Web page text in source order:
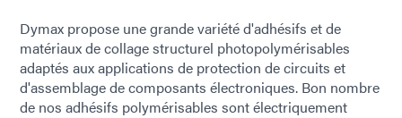
Dymax propose une grande variété d'adhésifs et de
matériaux de collage structurel photopolymérisables
adaptés aux applications de protection de circuits et
d'assemblage de composants électroniques. Bon nombre
de nos adhésifs polymérisables sont électriquement